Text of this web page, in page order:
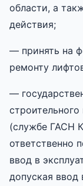
области, а
действия;
— принять на
ремонту
—
(службе ГАСН
ответственно
ввод в
допуская ввод